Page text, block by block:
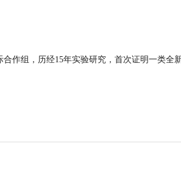
作组，历经15年实验研究，首次证明一类全